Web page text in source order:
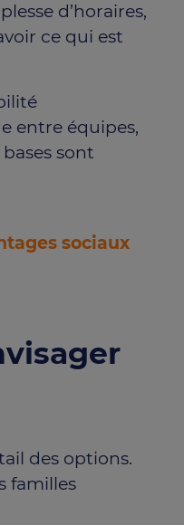
d’horaires,
ce qui est
entre équipes,
sont
sociaux
des options.
familles